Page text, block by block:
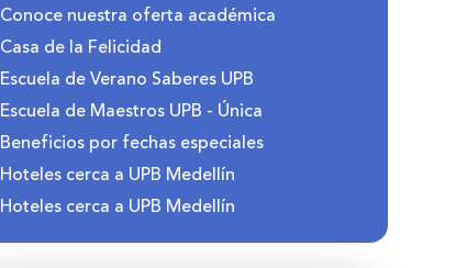
Conoce nuestra oferta académica
Casa de la Felicidad
Escuela de Verano Saberes UPB
Escuela de Maestros UPB - Única
Beneficios por fechas especiales
Hoteles cerca a UPB Medellín
Hoteles cerca a UPB Medellín